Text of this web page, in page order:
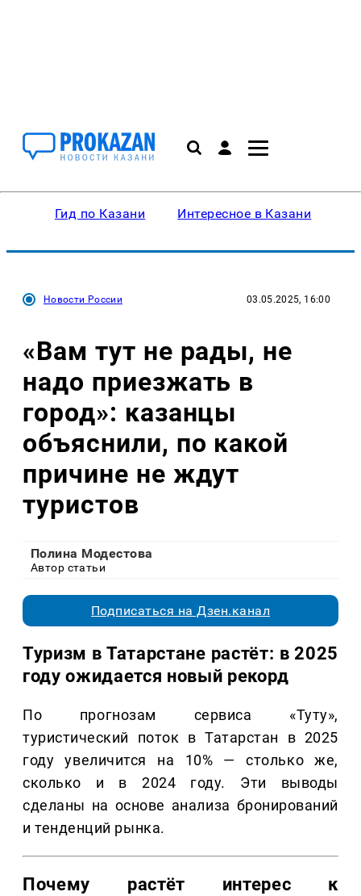
Гид по Казани Интересное в Казани
Новости России 03.05.2025, 16:00
«Вам тут не рады, не
надо приезжать в
город»: казанцы
объяснили, по какой
причине не ждут
туристов
Полина Модестова
Автор статьи
Подписаться на Дзен.канал
Туризм в Татарстане растёт: в 2025
году ожидается новый рекорд
По прогнозам сервиса «Туту»,
туристический поток в Татарстан в 2025
году увеличится на 10% — столько же,
сколько и в 2024 году. Эти выводы
сделаны на основе анализа бронирований
и тенденций рынка.
Почему растёт интерес к